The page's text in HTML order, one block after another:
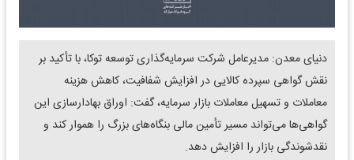
دنیای معدن: مدیرعامل شرکت سرمایه‌گذاری توسعه توکا، با تأکید بر
نقش گواهی سپرده کالایی در افزایش شفافیت، کاهش هزینه
معاملات و تسهیل معاملات بازار سرمایه، گفت: اوراق بهادارسازی این
گواهی‌ها می‌تواند مسیر تأمین مالی بنگاه‌های بزرگ را هموار کند و
نقدشوندگی بازار را افزایش دهد.